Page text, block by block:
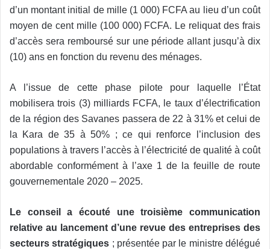
d’un montant initial de mille (1 000) FCFA au lieu d’un coût
moyen de cent mille (100 000) FCFA. Le reliquat des frais
d’accès sera remboursé sur une période allant jusqu’à dix
(10) ans en fonction du revenu des ménages.
A l’issue de cette phase pilote pour laquelle l’État
mobilisera trois (3) milliards FCFA, le taux d’électrification
de la région des Savanes passera de 22 à 31% et celui de
la Kara de 35 à 50% ; ce qui renforce l’inclusion des
populations à travers l’accès à l’électricité de qualité à coût
abordable conformément à l’axe 1 de la feuille de route
gouvernementale 2020 – 2025.
Le conseil a écouté une troisième communication
relative au lancement d’une revue des entreprises des
secteurs stratégiques ; présentée par le ministre délégué